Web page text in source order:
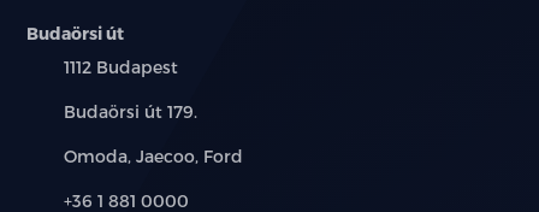
kikapcsolható légzsák
könnyűfém felni
Budaörsi út
Település:
1112 Budapest
Cím:
Budaörsi út 179.
Márkák:
Omoda, Jaecoo, Ford
Telefon:
+36 1 881 0000